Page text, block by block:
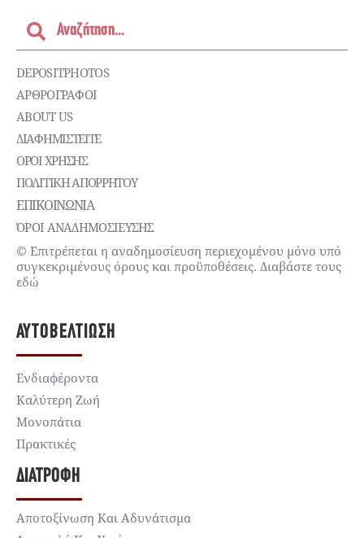
DEPOSITPHOTOS
ΑΡΘΡΟΓΡΑΦΟΙ
ABOUT US
ΔΙΑΦΗΜΙΣΤΕΊΤΕ
ΌΡΟΙ ΧΡΉΣΗΣ
ΠΟΛΙΤΙΚΉ ΑΠΟΡΡΉΤΟΥ
ΕΠΙΚΟΙΝΩΝΊΑ
ΌΡΟΙ ΑΝΑΔΗΜΟΣΙΕΥΣΗΣ
© Επιτρέπεται η αναδημοσίευση περιεχομένου μόνο υπό
συγκεκριμένους όρους και προϋποθέσεις. Διαβάστε τους
εδώ
ΑΥΤΟΒΕΛΤΊΩΣΗ
Ενδιαφέροντα
Καλύτερη Ζωή
Μονοπάτια
Πρακτικές
ΔΙΑΤΡΟΦΉ
Αποτοξίνωση Και Αδυνάτισμα